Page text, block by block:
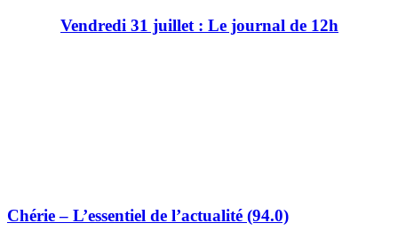
Vendredi 31 juillet : Le journal de 12h
Chérie – L’essentiel de l’actualité (94.0)